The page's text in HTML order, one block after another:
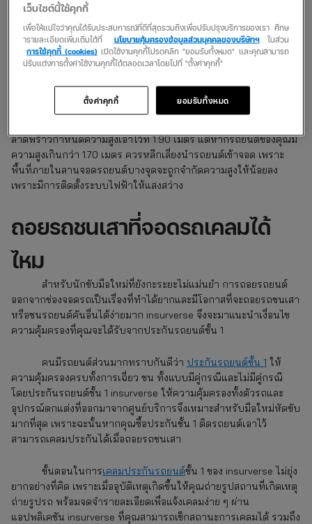
เช็กก่อนเข้าจอดที่จอดรถ
เซ็นทรัล ลาดพร้าวสูงเท่าไหร่
รถยนต์ในห้างสรรพสินค้าทุกแห่งให้ดี เพราะห้างสรรพสินค้าส่วนใหญ่
จะจำกัดความสูงของรถยนต์ที่นำมาจอด เพื่อลดความเสี่ยงต่อการเกิด
ลาดพร้าวกำหนดความสูงเอาไว้ที่ 1.90 เมตร แต่หากรถยนต์ของคุณมี
ความสูงเกินกว่า 1.70 เมตร ควรหลีกเลี่ยงนำรถยนต์เข้าจอด เพราะ
พื้นที่ภายในลานจอดรถยนต์บางจุดจะถูกจำกัดความสูงให้น้อยลง
เพราะมีการติดตั้งระบบไฟฟ้าให้แสงสว่าง
ถอยรถชนเสาที่จอดรถเคลมได้
ไหม
สำหรับนักขับมือใหม่ที่ยังกะระยะไม่แม่นยำ การถอยรถยนต์
ออกจากช่องจอดรถเป็นเรื่องที่ทำได้ยากและมีโอกาสที่จะถอยรถชนเสา
หรือชนรถยนต์คันอื่นได้ง่ายมาก insurverse จึงจะมาแนะนำเงื่อนไข
ความคุ้มครองที่คุณจะได้รับจากประกันรถยนต์ชั้น 1
คนมีรถยนต์ส่วนมากทราบกันดีว่า ประกันรถยนต์ชั้น 1 ให้
ความคุ้มครองครบทั้งการเฉี่ยว ชน ทั้งแบบมีคู่กรณีและไม่มีคู่กรณี
โดยประกันรถยนต์ชั้น 1 insurverse ให้ความคุ้มครองทั้งตัวรถและ
อุปกรณ์ตกแต่งที่ออกมาจากศูนย์บริการจึงเหมาะสำหรับมือใหม่หัดขับ
มากที่สุด เพราะฉะนั้นหากคุณซื้อประกันชั้น 1 ติดรถยนต์เอาไว้
สามารถเคลมประกันได้เมื่อถอยรถชนเสา
ขั้นตอนในการเคลมประกันรถยนต์ชั้น 1 ของ insurverse ไม่ยุ่ง
ยากอย่างที่คิด เพราะเมื่ออุบัติเหตุเกิดขึ้นให้คุณถ่ายรูปสถานที่เกิดเหตุ
ถ่ายรูปรถ พร้อมจดจำรายละเอียดเพื่อแจ้งเคลมง่าย ๆ ผ่าน
แอปพลิเคชัน insurverse ที่คุณสามารถเช็กสถานะการเคลมได้ รวมถึง
เว็บไซต์นี้ใช้คุกกี้
เพื่อให้แน่ใจว่าคุณได้รับประสบการณ์ที่ดีที่สุดรวมถึงเพื่อปรับปรุงบริการของเรา ศึกษ
ารายละเอียดเพิ่มเติมได้ที่
นโยบายคุ้มครองข้อมูลส่วนบุคคลของบริษัทฯในส่วน
การใช้คุกกี้ (cookies) เปิดใช้งานคุกกี้โปรดคลิก "ยอมรับทั้งหมด" และคุณสามารถ
ปรับแต่งการตั้งค่าใช้งานคุกกี้ได้ตลอดเวลาโดยไปที่ "ตั้งค่าคุกกี้"
ยอมรับทั้งหมด
ตั้งค่าคุกกี้